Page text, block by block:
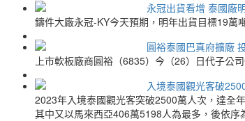
永冠出貨看增 泰國廠
鑄件大廠永冠-KY今天預期，明年出貨目標19萬
圓裕泰國巴真府擴廠
上市軟板廠商圓裕（6835）今（26）日代子公
入境泰國觀光客破
2023年入境泰國觀光客突破2500萬人次，達全
其中又以馬來西亞406萬5198人為最多，後依序